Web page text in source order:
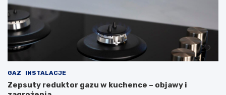
GAZ INSTALACJE
Zepsuty reduktor gazu w kuchence – objawy i